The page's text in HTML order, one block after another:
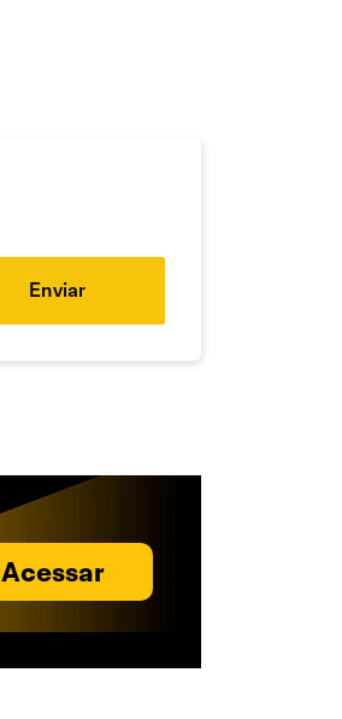
Enviar
Acessar